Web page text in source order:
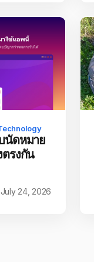
นัดหมาย
รงกัน
July 24, 2026